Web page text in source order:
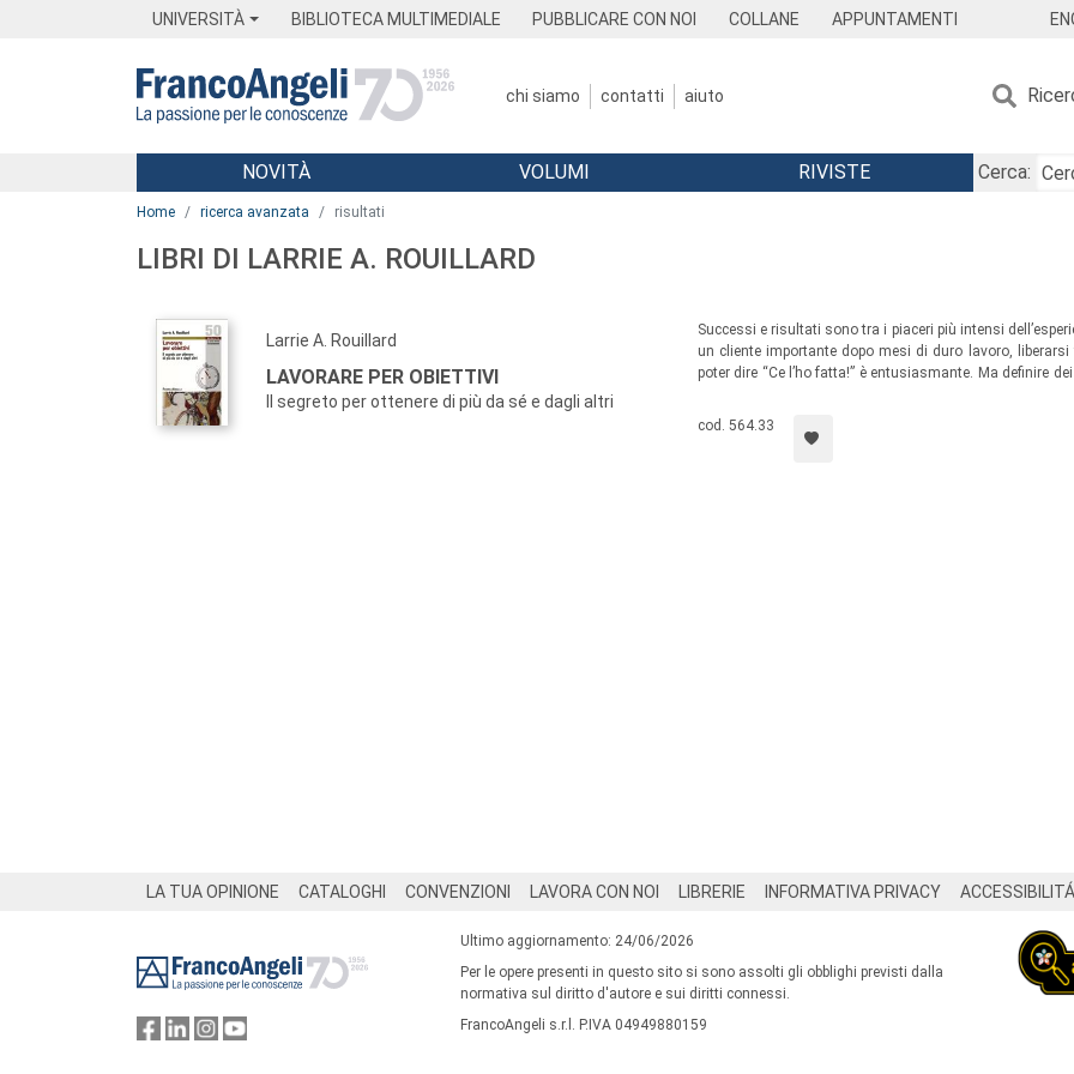
UNIVERSITÀ BIBLIOTECA MULTIMEDIALE PUBBLICARE CON NOI COLLANE APPUNTAMENTI
chi siamo contatti aiuto
Menu
NOVITÀ VOLUMI RIVISTE
Cerca:
Home ricerca avanzata risultati
LIBRI DI LARRIE A. ROUILLARD
Larrie A. Rouillard
LAVORARE PER OBIETTIVI
Il segreto per ottenere di più da sé e dagli altri
Successi e risultati sono tra i piaceri più intensi
un cliente importante dopo mesi di duro lavoro,
poter dire “Ce l’ho fatta!” è entusiasmante. Ma definire
cod. 564.33
LA TUA OPINIONE CATALOGHI CONVENZIONI LAVORA CON NOI LIBRERIE INFORMATIVA PRIVACY ACCESSIBILITÁ
Ultimo aggiornamento: 24/06/2026
Per le opere presenti in questo sito si sono assolti gli obblighi previsti dalla
normativa sul diritto d'autore e sui diritti connessi.
FrancoAngeli s.r.l. P.IVA 04949880159